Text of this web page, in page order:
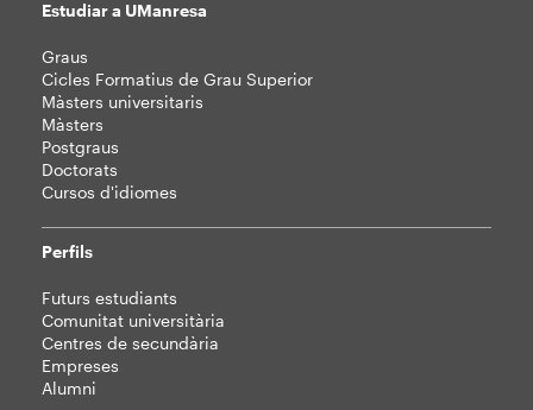
Mapa
web
Estudiar a UManresa
Graus
Cicles Formatius de Grau Superior
Màsters universitaris
Màsters
Postgraus
Doctorats
Cursos d'idiomes
Perfils
Futurs estudiants
Comunitat universitària
Centres de secundària
Empreses
Alumni